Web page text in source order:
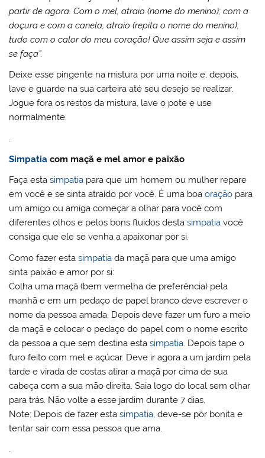
partir de agora. Com o mel, atraio (nome do menino); com a
doçura e com a canela, atraio (repita o nome do menino),
tudo com o calor do meu coração! Que assim seja e assim
se faça”.
Deixe esse pingente na mistura por uma noite e, depois,
lave e guarde na sua carteira até seu desejo se realizar.
Jogue fora os restos da mistura, lave o pote e use
normalmente.
.
Simpatia com maçã e mel amor e paixão
Faça estasimpatia para que um homem ou mulher repare
em você e se sinta atraído por você. É uma boaoração para
um amigo ou amiga começar a olhar para você com
diferentes olhos e pelos bons fluidos destasimpatia você
consiga que ele se venha a apaixonar por si.
Como fazer estasimpatia da maçã para que uma amigo
sinta paixão e amor por si:
Colha uma maçã (bem vermelha de preferência) pela
manhã e em um pedaço de papel branco deve escrever o
nome da pessoa amada. Depois deve fazer um furo a meio
da maçã e colocar o pedaço do papel com o nome escrito
da pessoa a que sem destina estasimpatia. Depois tape o
furo feito com mel e açúcar. Deve ir agora a um jardim pela
tarde e virada de costas atirar a maçã por cima de sua
cabeça com a sua mão direita. Saia logo do local sem olhar
para trás. Não volte a esse jardim durante 7 dias.
Note: Depois de fazer estasimpatia, deve-se pôr bonita e
tentar sair com essa pessoa que ama.
.